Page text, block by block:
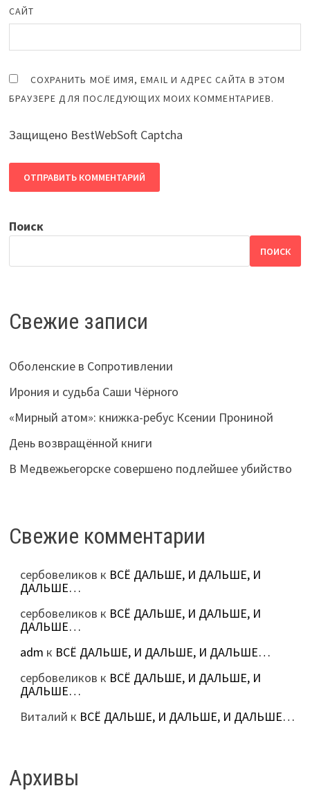
САЙТ
СОХРАНИТЬ МОЁ ИМЯ, EMAIL И АДРЕС САЙТА В ЭТОМ
БРАУЗЕРЕ ДЛЯ ПОСЛЕДУЮЩИХ МОИХ КОММЕНТАРИЕВ.
Защищено BestWebSoft Captcha
Поиск
ПОИСК
Свежие записи
Оболенские в Сопротивлении
Ирония и судьба Саши Чёрного
«Мирный атом»: книжка-ребус Ксении Прониной
День возвращённой книги
В Медвежьегорске совершено подлейшее убийство
Свежие комментарии
сербовеликов к ВСЁ ДАЛЬШЕ, И ДАЛЬШЕ, И
ДАЛЬШЕ…
сербовеликов к ВСЁ ДАЛЬШЕ, И ДАЛЬШЕ, И
ДАЛЬШЕ…
adm к ВСЁ ДАЛЬШЕ, И ДАЛЬШЕ, И ДАЛЬШЕ…
сербовеликов к ВСЁ ДАЛЬШЕ, И ДАЛЬШЕ, И
ДАЛЬШЕ…
Виталий к ВСЁ ДАЛЬШЕ, И ДАЛЬШЕ, И ДАЛЬШЕ…
Архивы